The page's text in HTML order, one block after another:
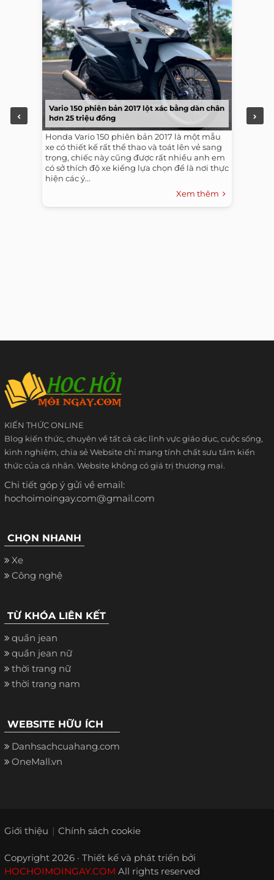
Vario 150 phiên bản 2017 lột xác bằng dàn chân
hơn 25 triệu đồng
Honda Vario 150 phiên bản 2017 là một mẫu
xe có thiết kế rất thể thao và toát lên vẻ sang
trọng, chiếc này cũng được rất nhiều anh em
có sở thích độ xe kiểng lựa chọn để là nơi thực
hiện các ý...
Xem thêm
KIẾN THỨC ONLINE
Blog kiến thức, chuyên về tất cả các lĩnh vực giáo dục, cuộc sống,
kinh nghiệm, chia sẻ Website chỉ mang tính chất sưu tầm kiến
thức của cá nhân. Website không có giá trị thương mại.
Chi tiết góp ý gửi về email:
hochoimoingay.com@gmail.com
CHỌN NHANH
Xe
Công nghệ
TỪ KHÓA LIÊN KẾT
quần jean
quần jean nữ
thời trang nữ
thời trang nam
WEBSITE HỮU ÍCH
Danhsachcuahang.com
OneMall.vn
Giới thiệu Chính sách cookie
Copyright 2026 · Thiết kế và phát triển bởi
HOCHOIMOINGAY.COM All rights reserved